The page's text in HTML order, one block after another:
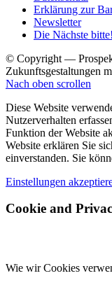
Erklärung zur
Newsletter
Die Nächste bitte!
© Copyright —
Zukunftsgestaltungen
Nach oben scrollen
Diese Website
Nutzerverhalten
Funktion der Website
Website erklären Sie
einverstanden. Sie
Einstellungen
Cookie and
Wie wir Cookies